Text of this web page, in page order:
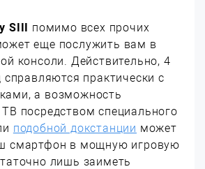
SIII помимо всех прочих
еще послужить вам в
консоли. Действительно, 4
практически с
а возможность
посредством специального
подобной докстанции может
смартфон в мощную игровую
лишь заиметь